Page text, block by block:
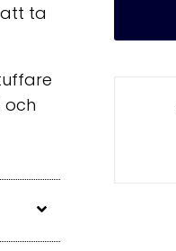
ta
och